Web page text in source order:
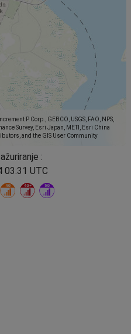
P Corp., GEBCO, USGS, FAO, NPS,
Survey, Esri Japan, METI, Esri China
and the GIS User Community
:
UTC